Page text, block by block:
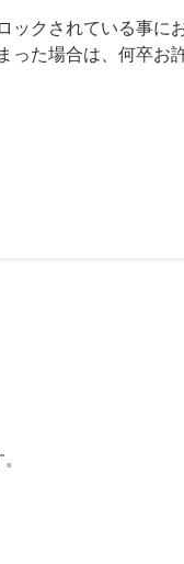
ックされている事に
った場合は、何卒お